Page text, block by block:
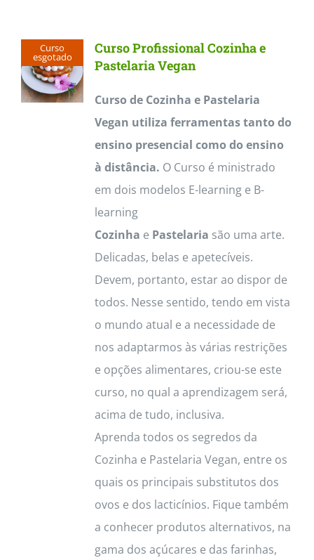
Curso
esgotado
Curso Profissional Cozinha e
Pastelaria Vegan
Curso de Cozinha e Pastelaria
Vegan utiliza ferramentas tanto do
ensino presencial como do ensino
à distância. O Curso é ministrado
em dois modelos E-learning e B-
learning
Cozinha e Pastelaria são uma arte.
Delicadas, belas e apetecíveis.
Devem, portanto, estar ao dispor de
todos. Nesse sentido, tendo em vista
o mundo atual e a necessidade de
nos adaptarmos às várias restrições
e opções alimentares, criou-se este
curso, no qual a aprendizagem será,
acima de tudo, inclusiva.
Aprenda todos os segredos da
Cozinha e Pastelaria Vegan, entre os
quais os principais substitutos dos
ovos e dos lacticínios. Fique também
a conhecer produtos alternativos, na
gama dos açúcares e das farinhas,